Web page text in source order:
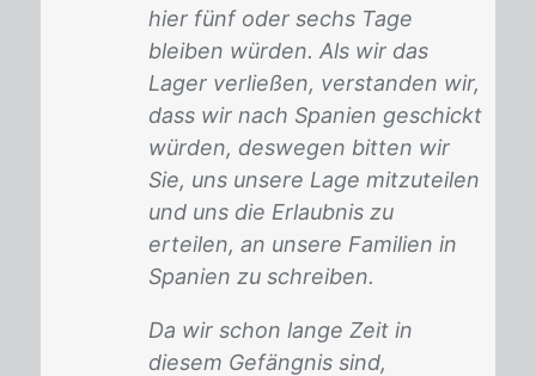
hier fünf oder sechs Tage
bleiben würden. Als wir das
Lager verließen, verstanden wir,
dass wir nach Spanien geschickt
würden, deswegen bitten wir
Sie, uns unsere Lage mitzuteilen
und uns die Erlaubnis zu
erteilen, an unsere Familien in
Spanien zu schreiben.
Da wir schon lange Zeit in
diesem Gefängnis sind,